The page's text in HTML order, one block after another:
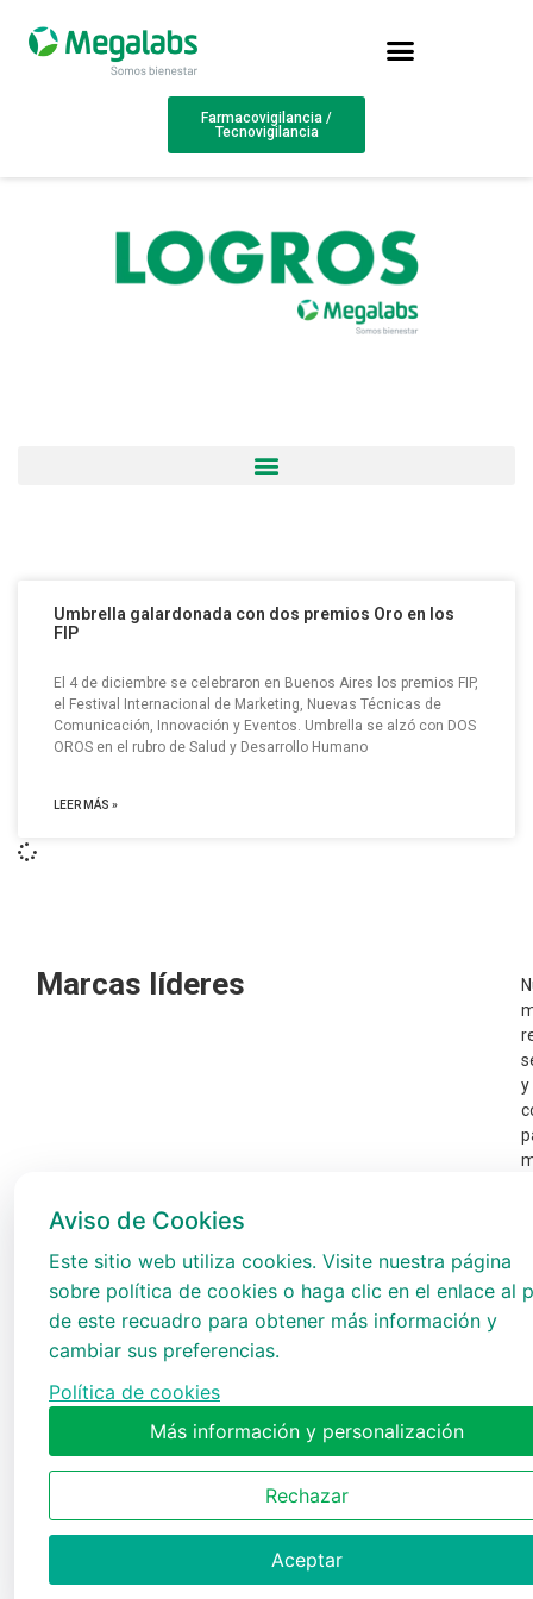
Farmacovigilancia /
Tecnovigilancia
Umbrella galardonada con dos premios Oro en los
FIP
El 4 de diciembre se celebraron en Buenos Aires los premios FIP,
el Festival Internacional de Marketing, Nuevas Técnicas de
Comunicación, Innovación y Eventos. Umbrella se alzó con DOS
OROS en el rubro de Salud y Desarrollo Humano
LEER MÁS »
Marcas líderes
y
Aviso de Cookies
Este sitio web utiliza cookies. Visite nuestra página
sobre política de cookies o haga clic en el enlace al
de este recuadro para obtener más información y
cambiar sus preferencias.
Política de cookies
Más información y personalización
Rechazar
Aceptar